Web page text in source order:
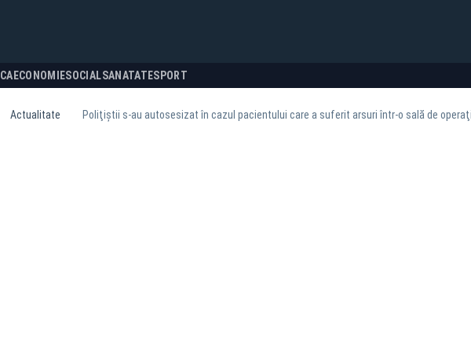
ECONOMIESOCIALSANATATESPORT
Actualitate Poliţiştii s-au autosesizat în cazul pacientului care a suferit arsuri într-o sală de